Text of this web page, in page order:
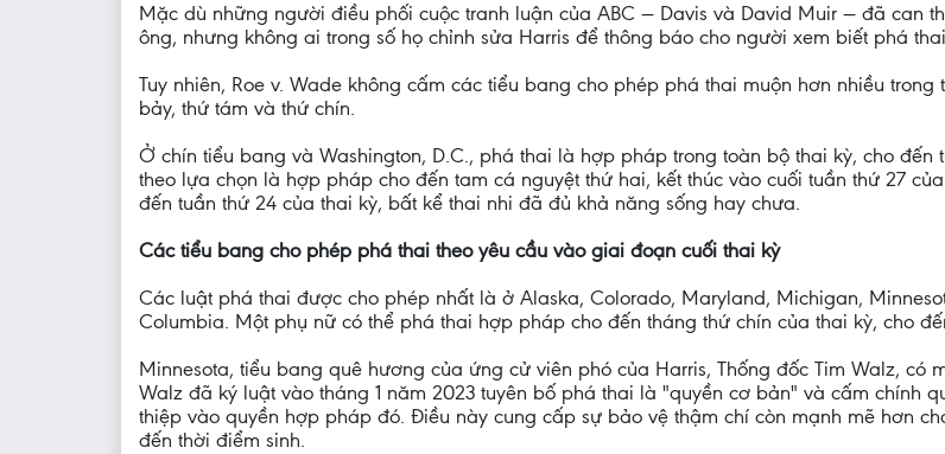
Mặc dù những người điều phối cuộc tranh luận của ABC — Davis và David Muir — đã can
ông, nhưng không ai trong số họ chỉnh sửa Harris để thông báo cho người xem biết phá
Tuy nhiên, Roe v. Wade không cấm các tiểu bang cho phép phá thai muộn hơn nhiều
bảy, thứ tám và thứ chín.
Ở chín tiểu bang và Washington, D.C., phá thai là hợp pháp trong toàn bộ thai kỳ, cho
theo lựa chọn là hợp pháp cho đến tam cá nguyệt thứ hai, kết thúc vào cuối tuần thứ 27
đến tuần thứ 24 của thai kỳ, bất kể thai nhi đã đủ khả năng sống hay chưa.
Các tiểu bang cho phép phá thai theo yêu cầu vào giai đoạn cuối thai kỳ
Các luật phá thai được cho phép nhất là ở Alaska, Colorado, Maryland, Michigan,
Columbia. Một phụ nữ có thể phá thai hợp pháp cho đến tháng thứ chín của thai kỳ, cho
Minnesota, tiểu bang quê hương của ứng cử viên phó của Harris, Thống đốc Tim Walz, có
Walz đã ký luật vào tháng 1 năm 2023 tuyên bố phá thai là "quyền cơ bản" và cấm chính
thiệp vào quyền hợp pháp đó. Điều này cung cấp sự bảo vệ thậm chí còn mạnh mẽ hơn
đến thời điểm sinh.